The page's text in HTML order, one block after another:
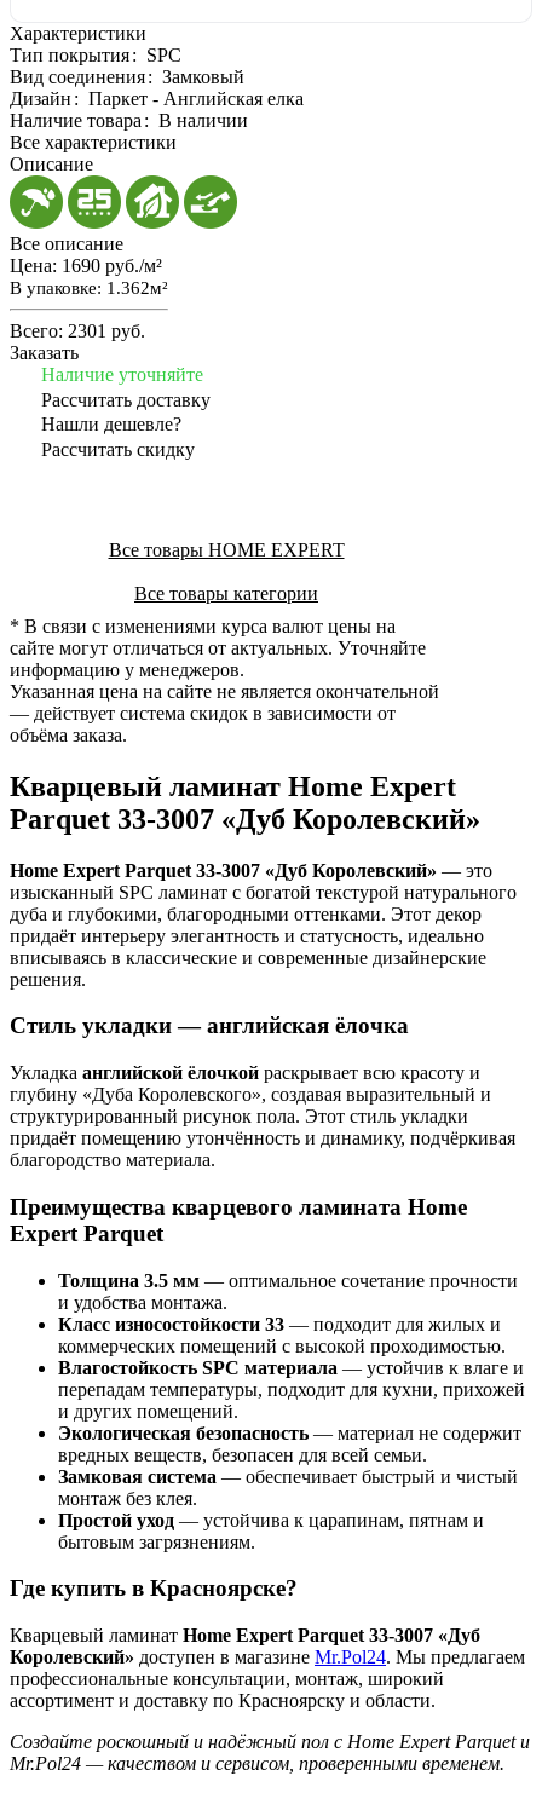
Характеристики
Тип покрытия: SPC
Вид соединения: Замковый
Дизайн: Паркет - Английская елка
Наличие товара: В наличии
Все характеристики
Описание
Все описание
Цена: 1690 руб./м²
В упаковке: 1.362м²
Всего: 2301 руб.
Заказать
Наличие уточняйте
Рассчитать доставку
Нашли дешевле?
Рассчитать скидку
Все товары HOME EXPERT
Все товары категории
* В связи с изменениями курса валют цены на
сайте могут отличаться от актуальных. Уточняйте
информацию у менеджеров.
Указанная цена на сайте не является окончательной
— действует система скидок в зависимости от
объёма заказа.
Кварцевый ламинат Home Expert
Parquet 33-3007 «Дуб Королевский»
Home Expert Parquet 33-3007 «Дуб Королевский» — это
изысканный SPC ламинат с богатой текстурой натурального
дуба и глубокими, благородными оттенками. Этот декор
придаёт интерьеру элегантность и статусность, идеально
вписываясь в классические и современные дизайнерские
решения.
Стиль укладки — английская ёлочка
Укладка английской ёлочкой раскрывает всю красоту и
глубину «Дуба Королевского», создавая выразительный и
структурированный рисунок пола. Этот стиль укладки
придаёт помещению утончённость и динамику, подчёркивая
благородство материала.
Преимущества кварцевого ламината Home
Expert Parquet
Толщина 3.5 мм — оптимальное сочетание прочности
и удобства монтажа.
Класс износостойкости 33 — подходит для жилых и
коммерческих помещений с высокой проходимостью.
Влагостойкость SPC материала — устойчив к влаге и
перепадам температуры, подходит для кухни, прихожей
и других помещений.
Экологическая безопасность — материал не содержит
вредных веществ, безопасен для всей семьи.
Замковая система — обеспечивает быстрый и чистый
монтаж без клея.
Простой уход — устойчива к царапинам, пятнам и
бытовым загрязнениям.
Где купить в Красноярске?
Кварцевый ламинат Home Expert Parquet 33-3007 «Дуб
Королевский» доступен в магазине Mr.Pol24. Мы предлагаем
профессиональные консультации, монтаж, широкий
ассортимент и доставку по Красноярску и области.
Создайте роскошный и надёжный пол с Home Expert Parquet и
Mr.Pol24 — качеством и сервисом, проверенными временем.